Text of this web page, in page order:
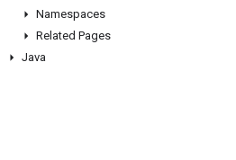
Namespaces
Related Pages
Java